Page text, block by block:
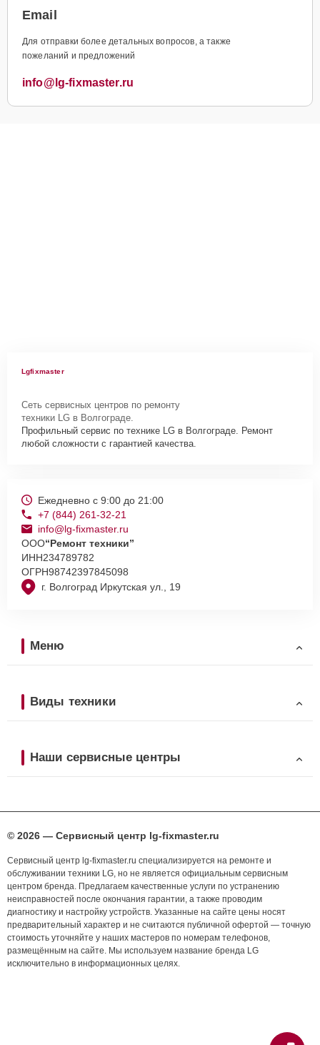
Email
Для отправки более детальных вопросов, а также
пожеланий и предложений
info@lg-fixmaster.ru
Lgfixmaster
Сеть сервисных центров по ремонту
техники LG в Волгограде.
Профильный сервис по технике LG в Волгограде. Ремонт
любой сложности с гарантией качества.
г. Волгоград Иркутская ул., 19
Ежедневно с 9:00 до 21:00
+7 (844) 261-32-21
info@lg-fixmaster.ru
ООО“Ремонт техники”
ИНН234789782
ОГРН98742397845098
Меню
Виды техники
Наши сервисные центры
© 2026 — Сервисный центр lg-fixmaster.ru
Сервисный центр lg-fixmaster.ru специализируется на ремонте и
обслуживании техники LG, но не является официальным сервисным
центром бренда. Предлагаем качественные услуги по устранению
неисправностей после окончания гарантии, а также проводим
диагностику и настройку устройств. Указанные на сайте цены носят
предварительный характер и не считаются публичной офертой — точную
стоимость уточняйте у наших мастеров по номерам телефонов,
размещённым на сайте. Мы используем название бренда LG
исключительно в информационных целях.